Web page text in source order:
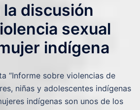
la discusión
sexual
indígena
“Informe sobre violencias de
niñas y adolescentes indígenas
indígenas son unos de los